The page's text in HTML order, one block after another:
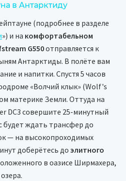
природа Антарктиды.
пингвинами и
панорамы горных
над ледниковым куполом,
пещеры и гигантские
вколонию императорских
полюс;
«Амундсен-Скотт»;
по желанию: альпинизм,
ледяных пещер и туннелей,
в Антарктиду
(подробнее в разделе
») и на комфортабельном
G550отправляется к
Антарктиды. В полёте вам
и напитки. Спустя 5 часов
«Волчий клык» (Wolf's
материке Земли. Оттуда на
DC3 совершите 25-минутный
будет ждать трансфер до
— на высокопроходимых
доберётесь до элитного
в оазисе Ширмахера,